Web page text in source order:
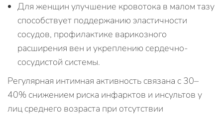
Для женщин улучшение кровотока в малом тазу
способствует поддержанию эластичности
сосудов, профилактике варикозного
расширения вен и укреплению сердечно-
сосудистой системы.
Регулярная интимная активность связана с 30–
40% снижением риска инфарктов и инсультов у
лиц среднего возраста при отсутствии